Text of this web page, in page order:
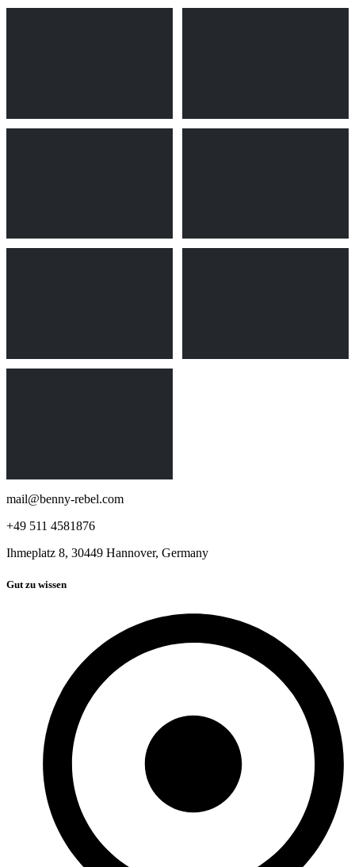
mail@benny-rebel.com
+49 511 4581876
Ihmeplatz 8, 30449 Hannover, Germany
Gut zu wissen